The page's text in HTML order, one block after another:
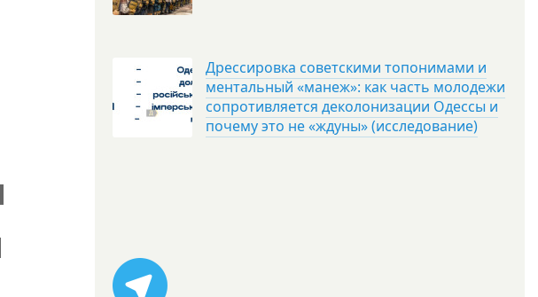
Дрессировка советскими топонимами и
ментальный «манеж»: как часть молодежи
сопротивляется деколонизации Одессы и
почему это не «ждуны» (исследование)